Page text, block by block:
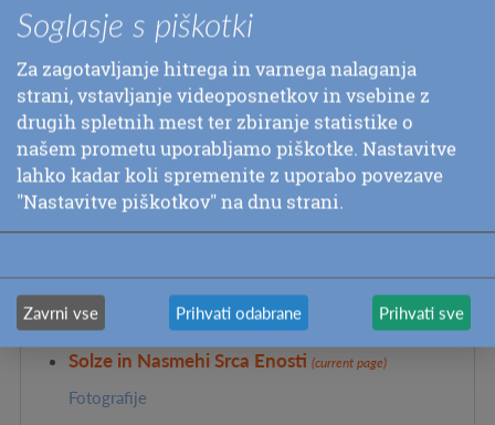
NEXT: ŠRI ČINMOJ CENTER
Pages in this section:
Dvigovanje sveta s srcem enosti
Koncerti
Solze in Nasmehi Srca Enosti (current page)
Fotografije
Soglasje s piškotki
Za zagotavljanje hitrega in varnega nalaganja
strani, vstavljanje videoposnetkov in vsebine z
drugih spletnih mest ter zbiranje statistike o
našem prometu uporabljamo piškotke. Nastavitve
lahko kadar koli spremenite z uporabo povezave
"Nastavitve piškotkov" na dnu strani.
Zavrni vse Prihvati odabrane Prihvati sve